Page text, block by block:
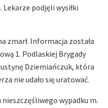
podjęli wysiłki
zmarł. Informacja została
1. Podlaskiej Brygady
Dziemiańczuk, która
nie udało się uratować.
wypadku m.